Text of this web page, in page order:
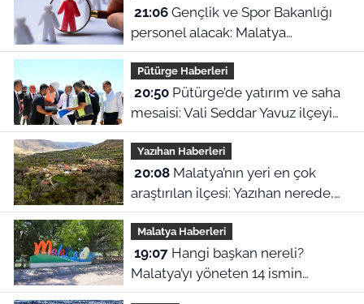
21:06Gençlik ve Spor Bakanlığı
personel alacak: Malatya
kontenjanları ve başvuru detayları
belli oldu
Pütürge Haberleri
20:50Pütürge’de yatırım ve saha
mesaisi: Vali Seddar Yavuz ilçeyi
karış karış inceledi!
Yazıhan Haberleri
20:08Malatya’nın yeri en çok
araştırılan ilçesi: Yazıhan nerede,
Malatya’nın neresinde kalıyor?
Malatya Haberleri
19:07Hangi başkan nereli?
Malatya’yı yöneten 14 ismin
şaşırtan memleket haritası